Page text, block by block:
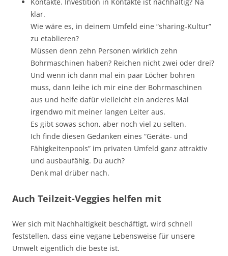
klar.
Wie wäre es, in deinem Umfeld eine “sharing-Kultur”
zu etablieren?
Müssen denn zehn Personen wirklich zehn
Bohrmaschinen haben? Reichen nicht zwei oder drei?
Und wenn ich dann mal ein paar Löcher bohren
muss, dann leihe ich mir eine der Bohrmaschinen
aus und helfe dafür vielleicht ein anderes Mal
irgendwo mit meiner langen Leiter aus.
Es gibt sowas schon, aber noch viel zu selten.
Ich finde diesen Gedanken eines “Geräte- und
Fähigkeitenpools” im privaten Umfeld ganz attraktiv
und ausbaufähig. Du auch?
Denk mal drüber nach.
Auch Teilzeit-Veggies helfen mit
Wer sich mit Nachhaltigkeit beschäftigt, wird schnell
feststellen, dass eine vegane Lebensweise für unsere
Umwelt eigentlich die beste ist.